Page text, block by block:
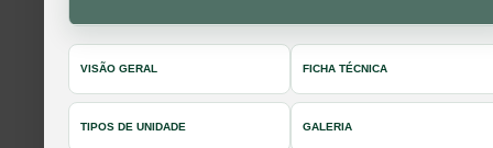
VISÃO GERAL FICHA TÉCNICA
TIPOS DE UNIDADE GALERIA